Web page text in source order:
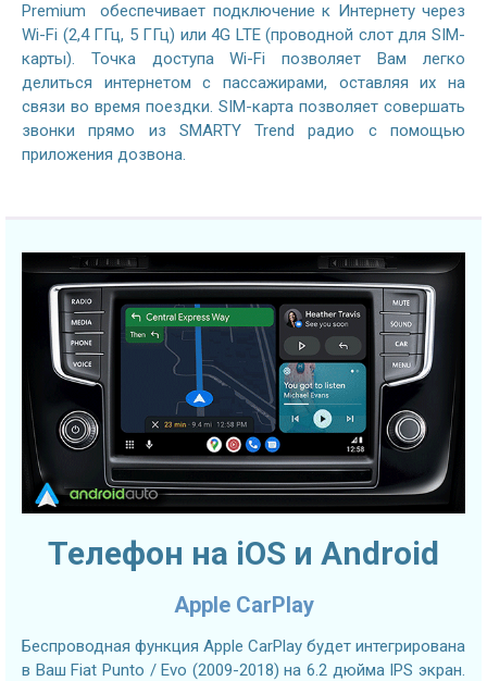
Premium обеспечивает подключение к Интернету через
Wi-Fi (2,4 ГГц, 5 ГГц) или 4G LTE (проводной слот для SIM-
карты). Точка доступа Wi-Fi позволяет Вам легко
делиться интернетом с пассажирами, оставляя их на
связи во время поездки. SIM-карта позволяет совершать
звонки прямо из SMARTY Trend радио с помощью
приложения дозвона.
Телефон на iOS и Android
Apple CarPlay
Беспроводная функция Apple CarPlay будет интегрирована
в Ваш Fiat Punto / Evo (2009-2018) на 6.2 дюйма IPS экран.